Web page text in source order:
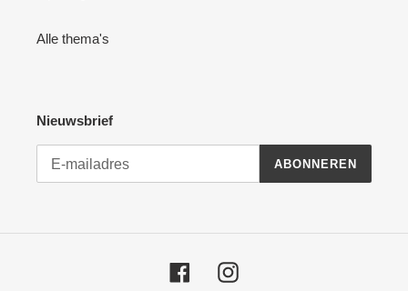
Alle thema's
Nieuwsbrief
ABONNEREN
FacebookInstagram